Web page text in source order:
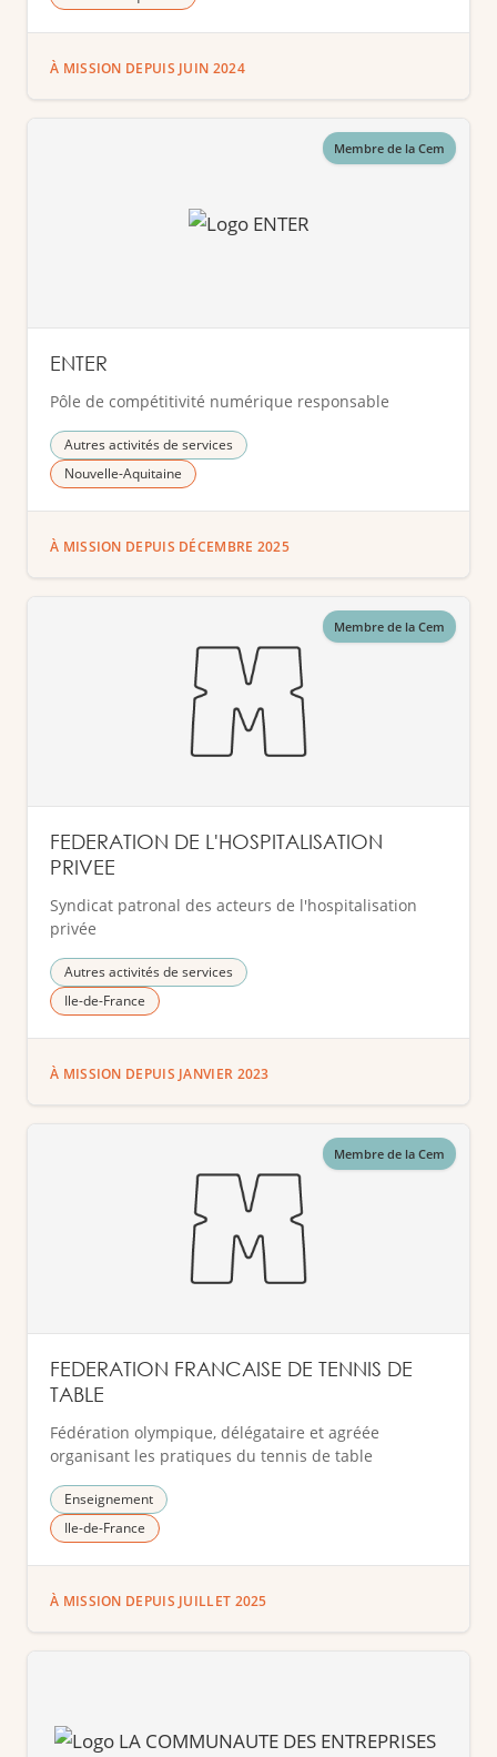
À MISSION DEPUIS JUIN 2024
Membre de la Cem
ENTER
Pôle de compétitivité numérique responsable
Autres activités de services
Nouvelle-Aquitaine
À MISSION DEPUIS DÉCEMBRE 2025
Membre de la Cem
FEDERATION DE L'HOSPITALISATION
PRIVEE
Syndicat patronal des acteurs de l'hospitalisation
privée
Autres activités de services
Ile-de-France
À MISSION DEPUIS JANVIER 2023
Membre de la Cem
FEDERATION FRANCAISE DE TENNIS DE
TABLE
Fédération olympique, délégataire et agréée
organisant les pratiques du tennis de table
Enseignement
Ile-de-France
À MISSION DEPUIS JUILLET 2025